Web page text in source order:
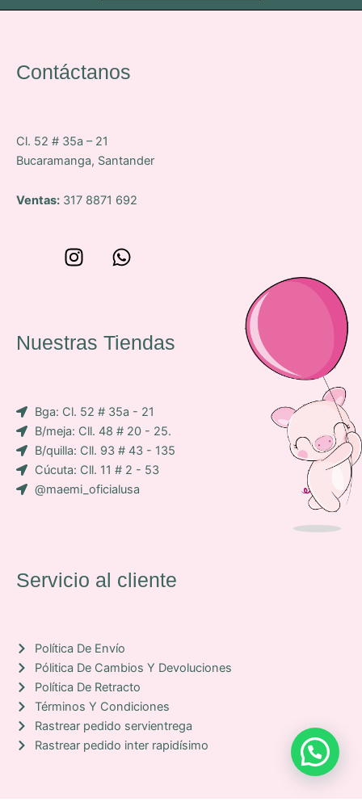
Contáctanos
Cl. 52 # 35a – 21
Bucaramanga, Santander
Ventas: 317 8871 692
e
p
c
o
n
-
f
b
k
I
a
g
m
W
s
a
Nuestras Tiendas
Bga: Cl. 52 # 35a - 21
B/meja: Cll. 48 # 20 - 25.
B/quilla: Cll. 93 # 43 - 135
Cúcuta: Cll. 11 # 2 - 53
@maemi_oficialusa
Servicio al cliente
Política De Envío
Pólitica De Cambios Y Devoluciones
Política De Retracto
Términos Y Condiciones
Rastrear pedido servientrega
Rastrear pedido inter rapidísimo